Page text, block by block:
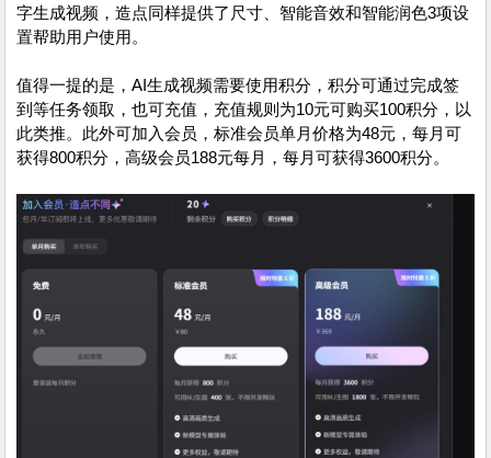
字生成视频，造点同样提供了尺寸、智能音效和智能润色3项设
置帮助用户使用。
值得一提的是，AI生成视频需要使用积分，积分可通过完成签
到等任务领取，也可充值，充值规则为10元可购买100积分，以
此类推。此外可加入会员，标准会员单月价格为48元，每月可
获得800积分，高级会员188元每月，每月可获得3600积分。